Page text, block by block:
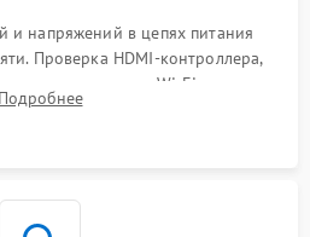
и напряжений в цепях питания
Проверка HDMI-контроллера,
памяти и модуля Wi-Fi
Подробнее